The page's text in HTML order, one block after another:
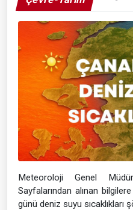
Meteoroloji Genel
Sayfalarından alınan
günü deniz suyu sıcaklıkları